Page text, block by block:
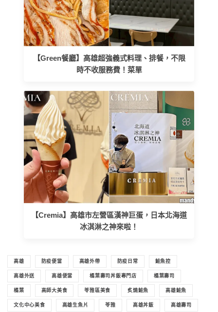
【Green餐廳】高雄超強義式料理、排餐，不限
時不收服務費！菜單
【Cremia】高雄市左營區漢神巨蛋，日本北海道
冰淇淋之神來啦！
高雄 防疫便當 高雄外帶 防疫日常 鮭魚控
高雄外送 高雄便當 橘葉壽司丼飯專門店 橘葉壽司
橘葉 高師大美食 苓雅區美食 炙燒鮭魚 高雄鮭魚
文化中心美食 高雄生魚片 苓雅 高雄丼飯 高雄壽司